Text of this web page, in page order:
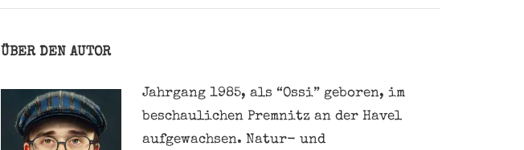
ÜBER DEN AUTOR
Jahrgang 1985, als “Ossi” geboren, im
beschaulichen Premnitz an der Havel
aufgewachsen. Natur- und